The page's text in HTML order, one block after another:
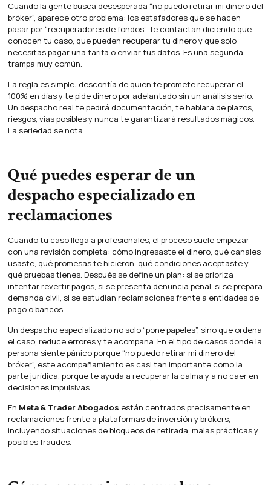
Cuando la gente busca desesperada “no puedo retirar mi dinero del
bróker”, aparece otro problema: los estafadores que se hacen
pasar por “recuperadores de fondos”. Te contactan diciendo que
conocen tu caso, que pueden recuperar tu dinero y que solo
necesitas pagar una tarifa o enviar tus datos. Es una segunda
trampa muy común.
La regla es simple: desconfía de quien te promete recuperar el
100% en días y te pide dinero por adelantado sin un análisis serio.
Un despacho real te pedirá documentación, te hablará de plazos,
riesgos, vías posibles y nunca te garantizará resultados mágicos.
La seriedad se nota.
Qué puedes esperar de un
despacho especializado en
reclamaciones
Cuando tu caso llega a profesionales, el proceso suele empezar
con una revisión completa: cómo ingresaste el dinero, qué canales
usaste, qué promesas te hicieron, qué condiciones aceptaste y
qué pruebas tienes. Después se define un plan: si se prioriza
intentar revertir pagos, si se presenta denuncia penal, si se prepara
demanda civil, si se estudian reclamaciones frente a entidades de
pago o bancos.
Un despacho especializado no solo “pone papeles”, sino que ordena
el caso, reduce errores y te acompaña. En el tipo de casos donde la
persona siente pánico porque “no puedo retirar mi dinero del
bróker”, este acompañamiento es casi tan importante como la
parte jurídica, porque te ayuda a recuperar la calma y a no caer en
decisiones impulsivas.
En Meta & Trader Abogados están centrados precisamente en
reclamaciones frente a plataformas de inversión y brókers,
incluyendo situaciones de bloqueos de retirada, malas prácticas y
posibles fraudes.